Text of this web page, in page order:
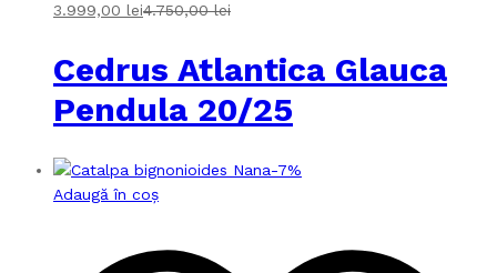
3.999,00 lei4.750,00lei
Cedrus Atlantica Glauca
Pendula 20/25
-7%
Adaugă în coș